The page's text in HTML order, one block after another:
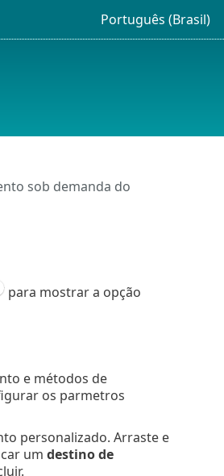
Português (Brasil)
sob demanda do
para mostrar a opção
e métodos de
os parmetros
personalizado. Arraste e
um destino de